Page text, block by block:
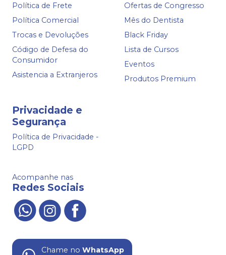
Política de Frete
Política Comercial
Trocas e Devoluções
Código de Defesa do
Consumidor
Asistencia a Extranjeros
Ofertas de Congresso
Mês do Dentista
Black Friday
Lista de Cursos
Eventos
Produtos Premium
Privacidade e
Segurança
Política de Privacidade -
LGPD
Acompanhe nas
Redes Sociais
Chame no WhatsApp